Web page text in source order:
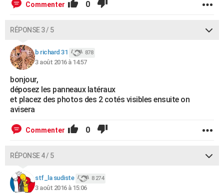
Commenter 0
RÉPONSE 3 / 5
b richard 31 878
3 août 2016 à 14:57
bonjour,
déposez les panneaux latéraux
et placez des photos des 2 cotés visibles ensuite on
avisera
Commenter 0
RÉPONSE 4 / 5
stf_la sudiste 8 274
3 août 2016 à 15:06